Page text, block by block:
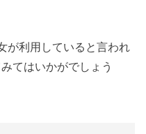
が利用していると言われ
てはいかがでしょう